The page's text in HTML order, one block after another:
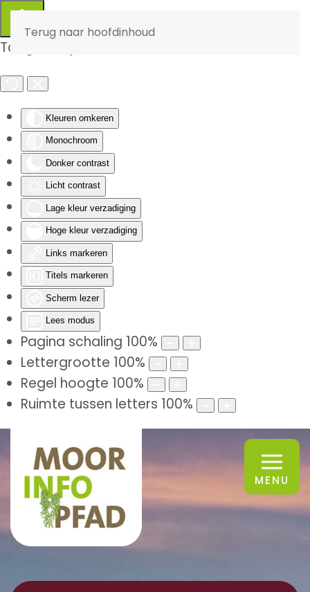
Toegankelijkheid
Kleuren omkeren
Monochroom
Donker contrast
Licht contrast
Lage kleur verzadiging
Hoge kleur verzadiging
Links markeren
Titels markeren
Scherm lezer
Lees modus
Pagina schaling 100%
Lettergrootte 100%
Regel hoogte 100%
Ruimte tussen letters 100%
Terug naar hoofdinhoud
MENU